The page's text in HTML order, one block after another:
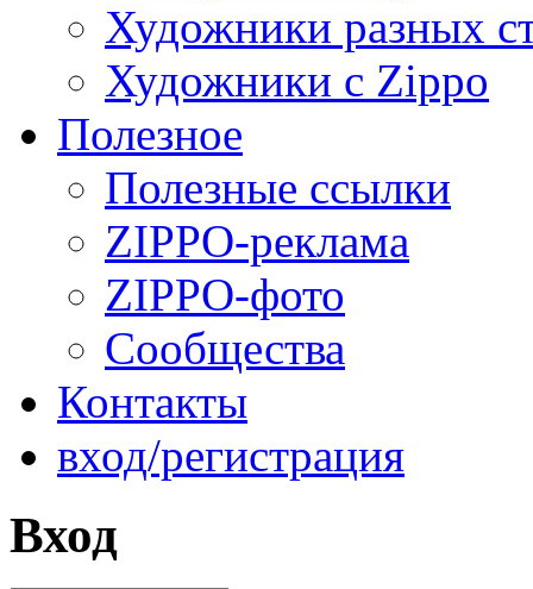
Художники разных
Художники с Zippo
Полезное
Полезные ссылки
ZIPPO-реклама
ZIPPO-фото
Сообщества
Контакты
вход/регистрация
Вход